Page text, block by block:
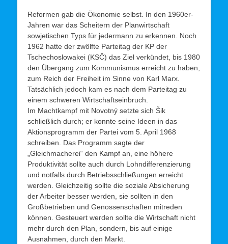
Reformen gab die Ökonomie selbst. In den 1960er-
Jahren war das Scheitern der Planwirtschaft
sowjetischen Typs für jedermann zu erkennen. Noch
1962 hatte der zwölfte Parteitag der KP der
Tschechoslowakei (KSČ) das Ziel verkündet, bis 1980
den Übergang zum Kommunismus erreicht zu haben,
zum Reich der Freiheit im Sinne von Karl Marx.
Tatsächlich jedoch kam es nach dem Parteitag zu
einem schweren Wirtschaftseinbruch.
Im Machtkampf mit Novotný setzte sich Šik
schließlich durch; er konnte seine Ideen in das
Aktionsprogramm der Partei vom 5. April 1968
schreiben. Das Programm sagte der
„Gleichmacherei“ den Kampf an, eine höhere
Produktivität sollte auch durch Lohndifferenzierung
und notfalls durch Betriebsschließungen erreicht
werden. Gleichzeitig sollte die soziale Absicherung
der Arbeiter besser werden, sie sollten in den
Großbetrieben und Genossenschaften mitreden
können. Gesteuert werden sollte die Wirtschaft nicht
mehr durch den Plan, sondern, bis auf einige
Ausnahmen, durch den Markt.